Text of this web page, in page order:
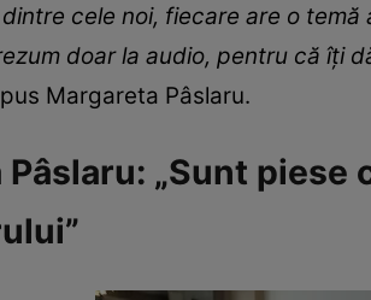
cele noi, fiecare are o
doar la audio, pentru că îți
Margareta Pâslaru.
Pâslaru: „Sunt